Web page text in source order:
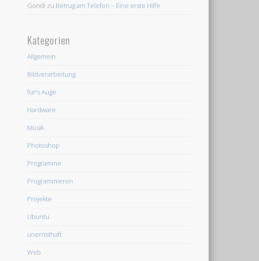
Gondi zu Betrug am Telefon – Eine erste Hilfe
Kategorien
Allgemein
Bildverarbeitung
für's Auge
Hardware
Musik
Photoshop
Programme
Programmieren
Projekte
Ubuntu
unernsthaft
Web